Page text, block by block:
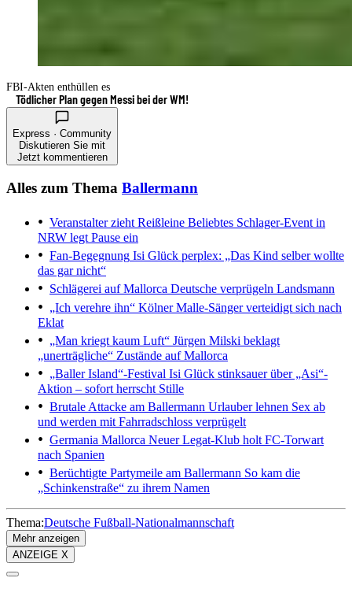
FBI-Akten enthüllen es
Tödlicher Plan gegen Messi bei der WM!
Express · Community
Diskutieren Sie mit
Jetzt kommentieren
Alles zum Thema Ballermann
Veranstalter zieht Reißleine Beliebtes Schlager-Event in
NRW legt Pause ein
Fan-Begegnung Isi Glück perplex: „Das Kind selber wollte
das gar nicht“
Schlägerei auf Mallorca Deutsche verprügeln Landsmann
„Ich verehre ihn“ Kölner Malle-Sänger verteidigt sich nach
Eklat
„Man kriegt kaum Luft“ Jürgen Milski beklagt
„unerträgliche“ Zustände auf Mallorca
„Baller Island“-Festival Isi Glück stinksauer über „Asi“-
Aktion – sofort herrscht Stille
Brutale Attacke am Ballermann Urlauber lehnen Sex ab
und werden mit Fahrradschloss verprügelt
Germania Mallorca Neuer Legat-Klub holt FC-Torwart
nach Spanien
Berüchtigte Partymeile am Ballermann So kam die
„Schinkenstraße“ zu ihrem Namen
Thema:Deutsche Fußball-Nationalmannschaft
Mehr anzeigen
ANZEIGE X